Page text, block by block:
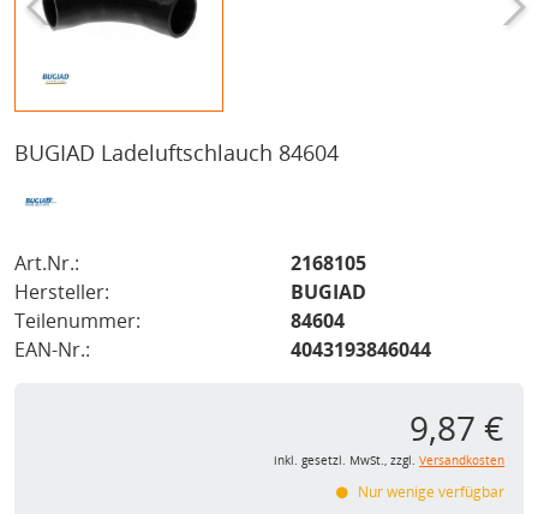
BUGIAD Ladeluftschlauch 84604
Art.Nr.:
2168105
Hersteller:
BUGIAD
Teilenummer:
84604
EAN-Nr.:
4043193846044
9,87 €
inkl. gesetzl. MwSt., zzgl. Versandkosten
Nur wenige verfügbar